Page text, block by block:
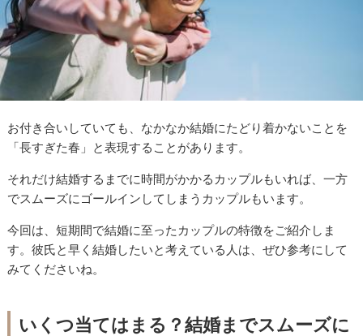
お付き合いしていても、なかなか結婚にたどり着かないことを
「長すぎた春」と表現することがあります。
それだけ結婚するまでに時間がかかるカップルもいれば、一方
でスムーズにゴールインしてしまうカップルもいます。
今回は、短期間で結婚に至ったカップルの特徴をご紹介しま
す。彼氏と早く結婚したいと考えている人は、ぜひ参考にして
みてくださいね。
いくつ当てはまる？結婚までスムーズに